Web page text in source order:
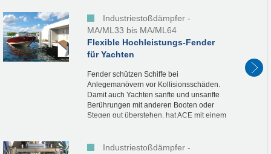
Industriestoßdämpfer -
MA/ML33 bis MA/ML64
Flexible Hochleistungs-Fender
für Yachten
Fender schützen Schiffe bei
Anlegemanövern vor Kollisionsschäden.
Damit auch Yachten sanfte und unsanfte
Berührungen mit anderen Booten oder
Stegen gut überstehen, hat ACE mit einem
Industriestoßdämpfer -